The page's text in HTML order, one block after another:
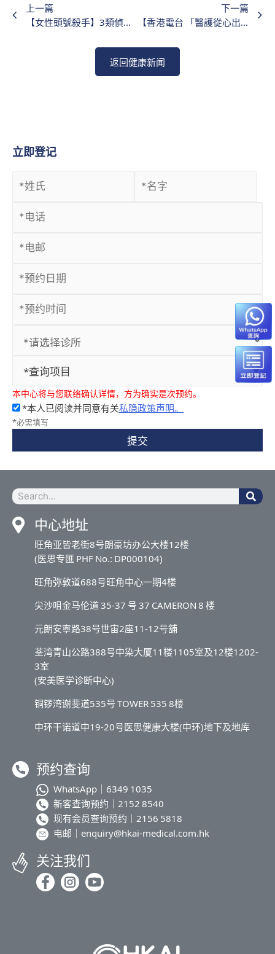
上一篇
【女性頭號殺手】3類偵測乳癌檢查作用各異 醫生建議如何選擇降遺漏腫瘤風險
下一篇
【香港電台 「醫護從心出發」: 探討乳癌篩查及乳房造影】
返回健康新闻
立即登记
*查询项目
本中心将与您联络确认详情，方为确实是次预约。
*本人已阅读并同意有关私隐政策声明。
*必需填写
提交
中心地址
旺角亚皆老街8号朗豪坊办公大楼12楼
(医思专匯 PHF No.: DP000104)
旺角弥敦道688号旺角中心一期4楼
尖沙咀金马伦道 35-37 号 37 CAMERON 8 楼
元朗安寧路38号世宙2座11-12号舖
荃湾青山公路388号中染大厦11楼1105室及12楼1202-
3室
(安美医学诊断中心)
铜锣湾谢斐道535号 TOWER 535 8楼
中环干诺道中19-20号医思健康大楼(中环)地下及地库
预约查询
WhatsApp｜ 6349 1035
新客查询预约｜ 2152 8540
现有会员查询预约｜ 2156 5818
电邮｜ enquiry@hkai-medical.com.hk
关注我们